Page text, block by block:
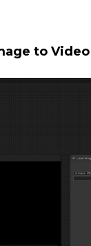
to Video